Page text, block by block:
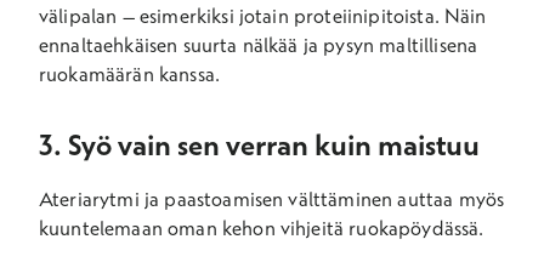
välipalan – esimerkiksi jotain proteiinipitoista. Näin
ennaltaehkäisen suurta nälkää ja pysyn maltillisena
ruokamäärän kanssa.
3. Syö vain sen verran kuin maistuu
Ateriarytmi ja paastoamisen välttäminen auttaa myös
kuuntelemaan oman kehon vihjeitä ruokapöydässä.